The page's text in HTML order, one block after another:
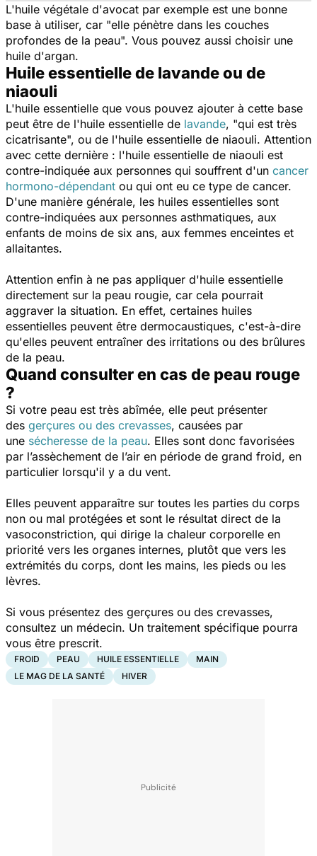
L'huile végétale d'avocat par exemple est une bonne
base à utiliser, car "elle pénètre dans les couches
profondes de la peau". Vous pouvez aussi choisir une
huile d'argan.
Huile essentielle de lavande ou de
niaouli
L'huile essentielle que vous pouvez ajouter à cette base
peut être de l'huile essentielle de lavande, "qui est très
cicatrisante", ou de l'huile essentielle de niaouli. Attention
avec cette dernière : l'huile essentielle de niaouli est
contre-indiquée aux personnes qui souffrent d'un cancer
hormono-dépendant ou qui ont eu ce type de cancer.
D'une manière générale, les huiles essentielles sont
contre-indiquées aux personnes asthmatiques, aux
enfants de moins de six ans, aux femmes enceintes et
allaitantes.
Attention enfin à ne pas appliquer d'huile essentielle
directement sur la peau rougie, car cela pourrait
aggraver la situation. En effet, certaines huiles
essentielles peuvent être dermocaustiques, c'est-à-dire
qu'elles peuvent entraîner des irritations ou des brûlures
de la peau.
Quand consulter en cas de peau rouge
?
Si votre peau est très abîmée, elle peut présenter
des gerçures ou des crevasses, causées par
une sécheresse de la peau. Elles sont donc favorisées
par l’assèchement de l’air en période de grand froid, en
particulier lorsqu'il y a du vent.
Elles peuvent apparaître sur toutes les parties du corps
non ou mal protégées et sont le résultat direct de la
vasoconstriction, qui dirige la chaleur corporelle en
priorité vers les organes internes, plutôt que vers les
extrémités du corps, dont les mains, les pieds ou les
lèvres.
Si vous présentez des gerçures ou des crevasses,
consultez un médecin. Un traitement spécifique pourra
vous être prescrit.
FROID PEAU HUILE ESSENTIELLE
MAIN
LE MAG DE LA SANTÉ
HIVER